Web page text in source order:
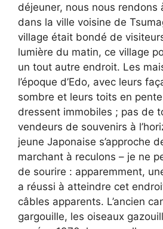
déjeuner, nous nous rendons
dans la ville voisine de
village était bondé de
lumière du matin, ce village
un tout autre endroit. Les
l’époque d’Edo, avec leurs
sombre et leurs toits en
dressent immobiles ; pas de
vendeurs de souvenirs à
jeune Japonaise s’approche
marchant à reculons – je ne
de sourire : apparemment,
a réussi à atteindre cet
câbles apparents. L’ancien
gargouille, les oiseaux